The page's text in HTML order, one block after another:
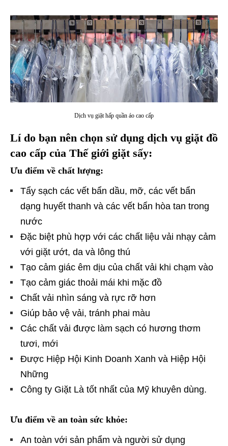
Dịch vụ giặt hấp quần áo cao cấp
Lí do bạn nên chọn sử dụng dịch vụ giặt đồ
cao cấp của Thế giới giặt sấy:
Ưu điểm về chất lượng:
Tẩy sạch các vết bẩn dầu, mỡ, các vết bẩn
dạng huyết thanh và các vết bẩn hòa tan trong
nước
Đặc biệt phù hợp với các chất liệu vải nhạy cảm
với giặt ướt, da và lông thú
Tạo cảm giác êm dịu của chất vải khi chạm vào
Tạo cảm giác thoải mái khi mặc đồ
Chất vải nhìn sáng và rực rỡ hơn
Giúp bảo vệ vải, tránh phai màu
Các chất vải được làm sạch có hương thơm
tươi, mới
Được Hiệp Hội Kinh Doanh Xanh và Hiệp Hội
Những
Công ty Giặt Là tốt nhất của Mỹ khuyên dùng.
Ưu điểm về an toàn sức khỏe:
An toàn với sản phẩm và người sử dụng